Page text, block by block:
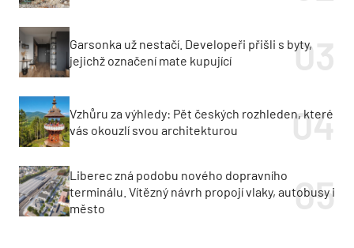
Garsonka už nestačí. Developeři přišli s byty,
jejichž označení mate kupující
Vzhůru za výhledy: Pět českých rozhleden, které
vás okouzlí svou architekturou
Liberec zná podobu nového dopravního
terminálu. Vítězný návrh propojí vlaky, autobusy i
město